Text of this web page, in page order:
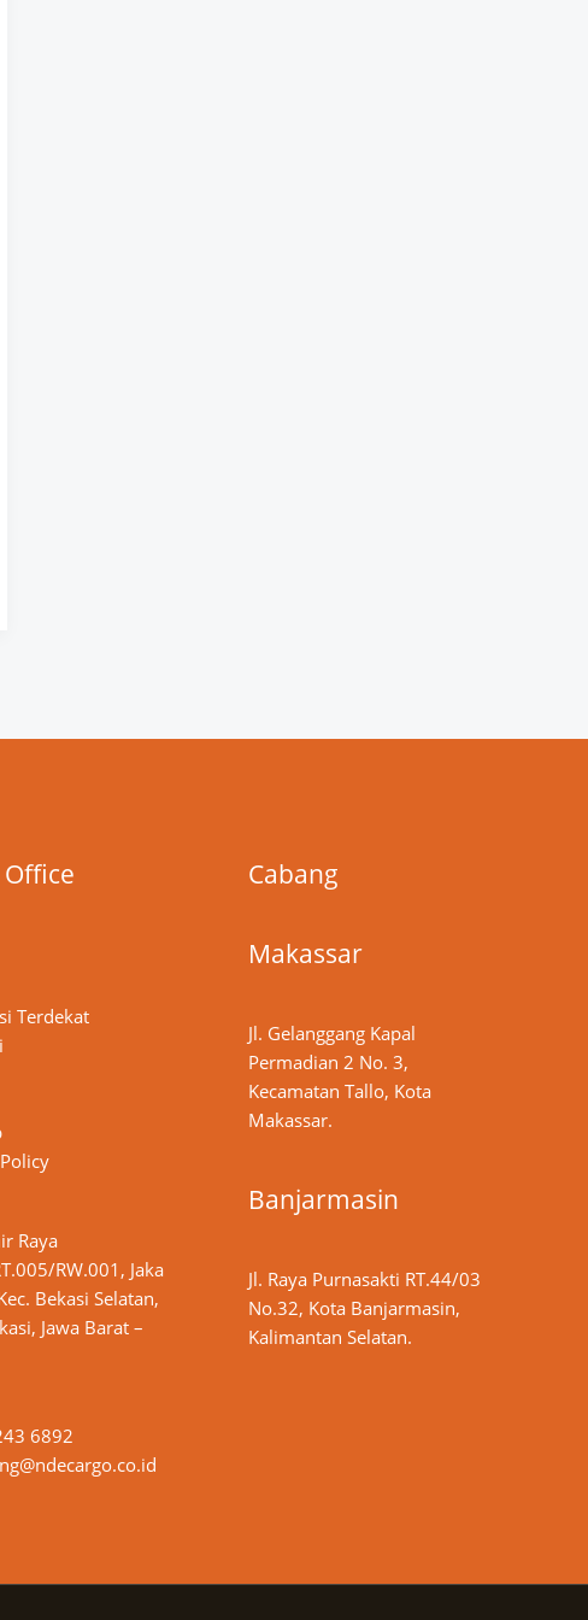
Terdekat
Raya
RW.001, Jaka
Bekasi Selatan,
Jawa Barat –
6892
Cabang
Makassar
Jl. Gelanggang Kapal
Permadian 2 No. 3,
Kecamatan Tallo, Kota
Makassar.
Banjarmasin
Jl. Raya Purnasakti RT.44/03
No.32, Kota Banjarmasin,
Kalimantan Selatan.